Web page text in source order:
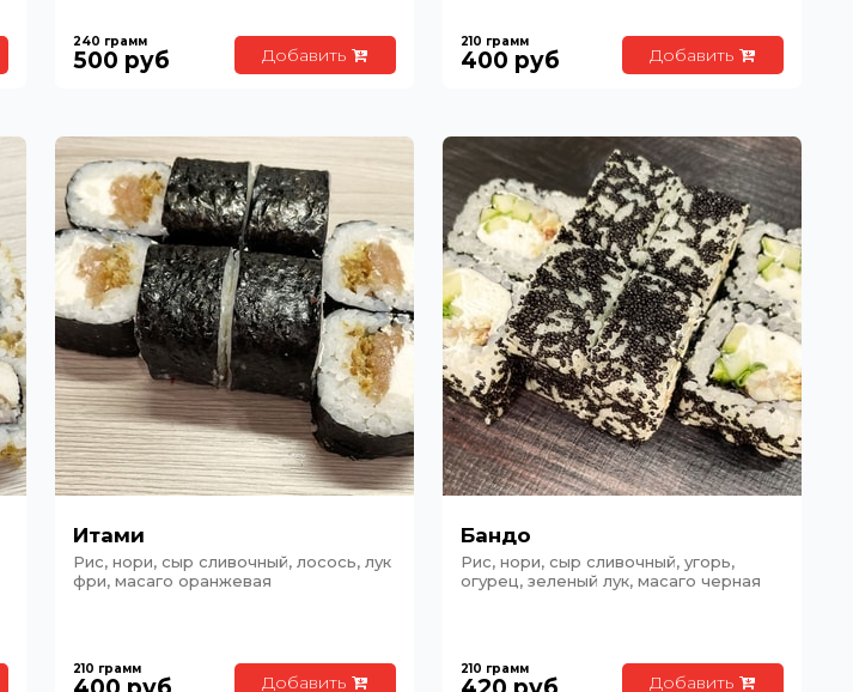
240 грамм
500 руб Добавить
210 грамм
400 руб Добавить
Итами
Рис, нори, сыр сливочный, лосось, лук
фри, масаго оранжевая
210 грамм
Добавить
Бандо
Рис, нори, сыр сливочный, угорь,
огурец, зеленый лук, масаго черная
210 грамм
Добавить